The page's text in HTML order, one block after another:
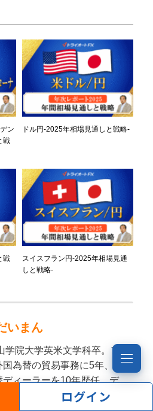
ログイン
ン
戦
ドル円-2025年相場見通しと戦略-
戦
スイスフラン円-2025年相場見通
しと戦略-
いまん
院大学英米文学科卒。ア
為替の貿易事務に5年、
ィーラーを10年歴任。デ
済関連業務に精通。2002年